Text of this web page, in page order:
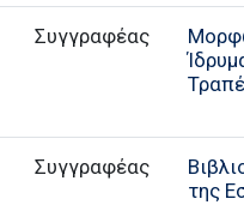
Συγγραφέας
Συγγραφέας
της